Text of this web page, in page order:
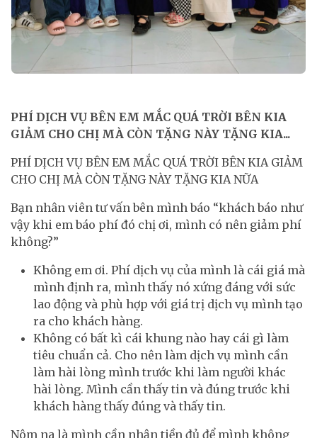
PHÍ DỊCH VỤ BÊN EM MẮC QUÁ TRỜI BÊN KIA
GIẢM CHO CHỊ MÀ CÒN TẶNG NÀY TẶNG KIA...
PHÍ DỊCH VỤ BÊN EM MẮC QUÁ TRỜI BÊN KIA GIẢM
CHO CHỊ MÀ CÒN TẶNG NÀY TẶNG KIA NỮA
Bạn nhân viên tư vấn bên mình báo “khách báo như
vậy khi em báo phí đó chị ơi, mình có nên giảm phí
không?”
Không em ơi. Phí dịch vụ của mình là cái giá mà
mình định ra, mình thấy nó xứng đáng với sức
lao động và phù hợp với giá trị dịch vụ mình tạo
ra cho khách hàng.
Không có bất kì cái khung nào hay cái gì làm
tiêu chuẩn cả. Cho nên làm dịch vụ mình cần
làm hài lòng mình trước khi làm người khác
hài lòng. Mình cần thấy tin và đúng trước khi
khách hàng thấy đúng và thấy tin.
Nôm na là mình cần nhận tiền đủ để mình không